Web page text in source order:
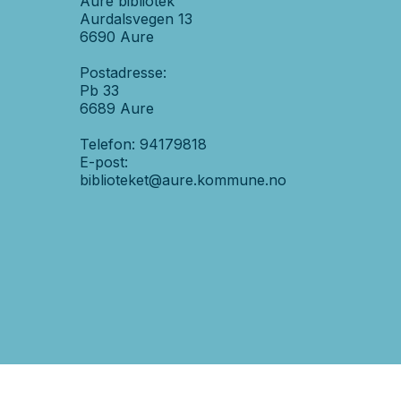
Aurdalsvegen 13
6690 Aure
Postadresse:
Pb 33
6689 Aure
Telefon: 94179818
E-post:
biblioteket@aure.kommune.no
Sosiale